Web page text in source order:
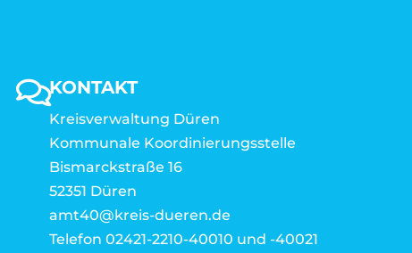
KONTAKT
Kreisverwaltung Düren
Kommunale Koordinierungsstelle
Bismarckstraße 16
52351 Düren
amt40@kreis-dueren.de
Telefon 02421-2210-40010 und -40021